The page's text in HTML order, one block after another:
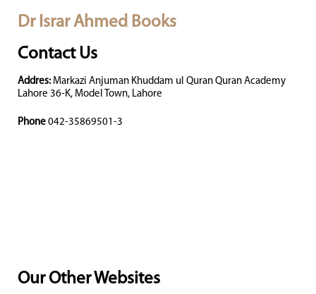
Dr Israr Ahmed Books
Contact Us
Addres: Markazi Anjuman Khuddam ul Quran Quran Academy
Lahore 36-K, Model Town, Lahore
Phone 042-35869501-3
Our Other Websites